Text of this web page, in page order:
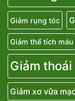
Giảm rụng tóc
Giảm thể tích máu
Giảm
Giảm xơ vữa